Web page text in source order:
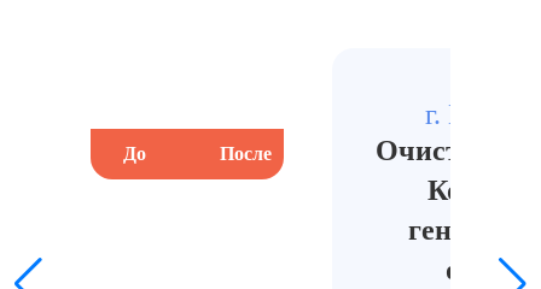
До После
г.
Очистка в
оборки